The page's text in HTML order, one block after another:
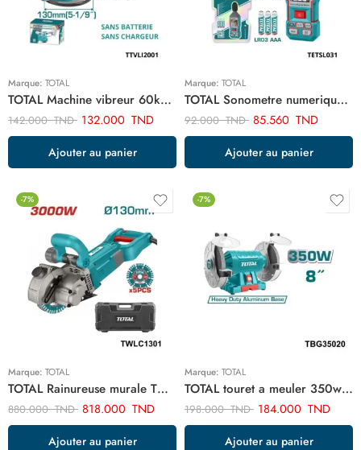
Marque: TOTAL
TOTAL Machine vibreur 60kg 20v sans batterie sans chargeur TTVLI2001
142.000TND 132.000 TND
Ajouter au panier
Marque: TOTAL
TOTAL Sonometre numerique TETSL031
92.000TND 85.560 TND
Ajouter au panier
-7%
Marque: TOTAL
TOTAL Rainureuse murale TWLC1301
880.000TND 818.000 TND
Ajouter au panier
-7%
Marque: TOTAL
TOTAL touret a meuler 350w TBG35020
198.000TND 184.000 TND
Ajouter au panier